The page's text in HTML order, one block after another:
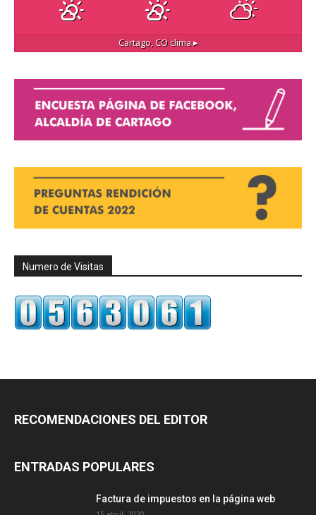
Cartago, COclima ▸
Numero de Visitas
RECOMENDACIONES DEL EDITOR
ENTRADAS POPULARES
Factura de impuestos en la página web